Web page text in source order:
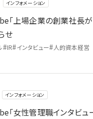
インフォメーション
「上場企業の創業社長
せ
#IR#インタビュー#人的資本経営
インフォメーション
「女性管理職インタビ